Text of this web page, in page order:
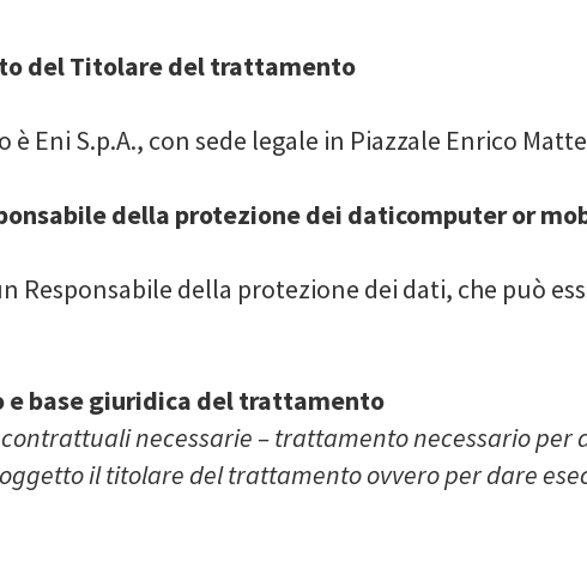
del Titolare del trattamento
Eni S.p.A., con sede legale in Piazzale Enrico
della protezione dei daticomputer or
Responsabile della protezione dei dati, che può
base giuridica del trattamento
necessarie – trattamento necessario
il titolare del trattamento ovvero per dare